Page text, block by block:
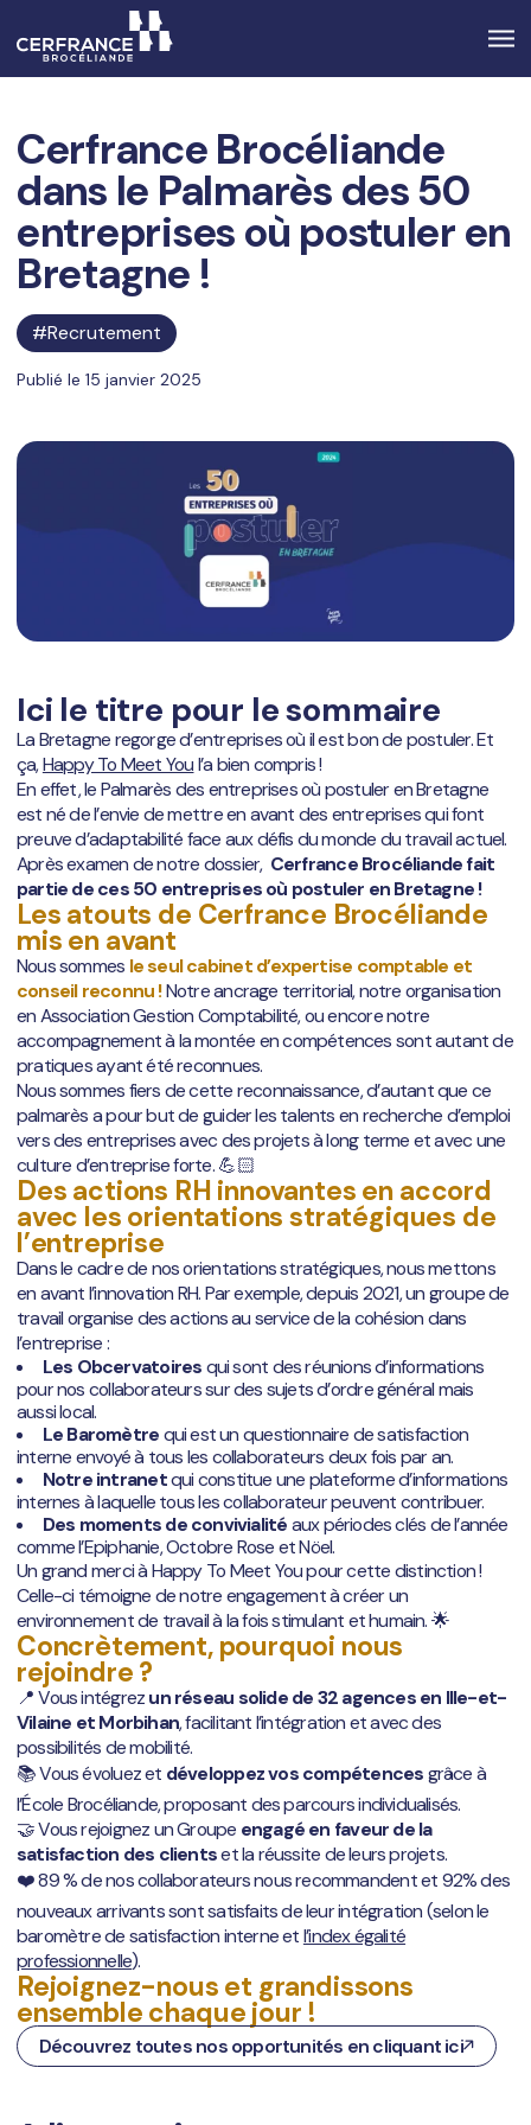
Cerfrance Brocéliande
dans le Palmarès des 50
entreprises où postuler en
Bretagne !
Recrutement
Publié le 15 janvier 2025
Ici le titre pour le sommaire
La Bretagne regorge d’entreprises où il est bon de postuler. Et
ça,Happy To Meet Youl’a bien compris !
En effet, le Palmarès des entreprises où postuler en Bretagne
est né de l’envie de mettre en avant des entreprises qui font
preuve d’adaptabilité face aux défis du monde du travail actuel.
Après examen de notre dossier, Cerfrance Brocéliande fait
partie de ces 50 entreprises où postuler en Bretagne !
Les atouts de Cerfrance Brocéliande
mis en avant
Nous sommes le seul cabinet d’expertise comptable et
conseil reconnu !Notre ancrage territorial, notre organisation
en Association Gestion Comptabilité, ou encore notre
accompagnement à la montée en compétences sont autant de
pratiques ayant été reconnues.
Nous sommes fiers de cette reconnaissance, d’autant que ce
palmarès a pour but de guider les talents en recherche d’emploi
vers des entreprises avec des projets à long terme et avec une
culture d’entreprise forte. 💪🏻
Des actions RH innovantes en accord
avec les orientations stratégiques de
l’entreprise
Dans le cadre de nos orientations stratégiques, nous mettons
en avant l’innovation RH. Par exemple, depuis 2021, un groupe de
travail organise des actions au service de la cohésion dans
l’entreprise :
Les Obcervatoiresqui sont des réunions d’informations
pour nos collaborateurs sur des sujets d’ordre général mais
aussi local.
Le Baromètrequi est un questionnaire de satisfaction
interne envoyé à tous les collaborateurs deux fois par an.
Notre intranetqui constitue une plateforme d’informations
internes à laquelle tous les collaborateur peuvent contribuer.
Des moments de convivialitéaux périodes clés de l’année
comme l’Epiphanie, Octobre Rose et Nöel.
Un grand merci à Happy To Meet You pour cette distinction !
Celle-ci témoigne de notre engagement à créer un
environnement de travail à la fois stimulant et humain. 🌟
Concrètement, pourquoi nous
rejoindre ?
📍 Vous intégrezun réseau solide de 32 agences en Ille-et-
Vilaine et Morbihan, facilitant l’intégration et avec des
possibilités de mobilité.
📚 Vous évoluez et développez vos compétencesgrâce à
l’École Brocéliande, proposant des parcours individualisés.
🤝 Vous rejoignez un Groupe engagé en faveur de la
satisfaction des clientset la réussite de leurs projets.
❤️ 89 % de nos collaborateurs nous recommandent et 92% des
nouveaux arrivants sont satisfaits de leur intégration (selon le
baromètre de satisfaction interne etl’index égalité
professionnelle).
Rejoignez-nous et grandissons
ensemble chaque jour !
Découvrez toutes nos opportunités en cliquant ici